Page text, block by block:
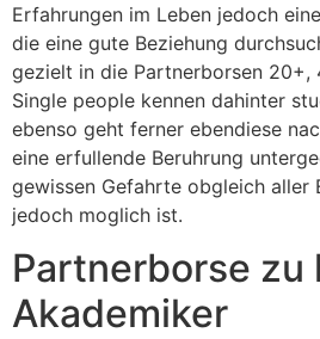
Erfahrungen im Leben jedoch
die eine gute Beziehung
gezielt in die Partnerborsen
Single people kennen dahinter
ebenso geht ferner ebendiese
eine erfullende Beruhrung
gewissen Gefahrte obgleich aller
jedoch moglich ist.
Partnerborse zu
Akademiker